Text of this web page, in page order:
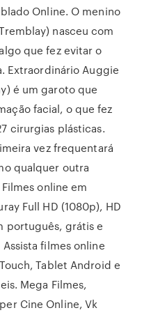
Online. O menino
nasceu com
que fez evitar o
Extraordinário Auggie
é um garoto que
facial, o que fez
cirurgias plásticas.
vez frequentará
qualquer outra
online em
Full HD (1080p), HD
português, grátis e
filmes online
Tablet Android e
Mega Filmes,
Cine Online, Vk